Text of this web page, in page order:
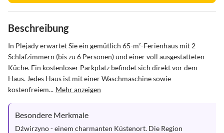
Beschreibung
In Plejady erwartet Sie ein gemütlich 65-m²-Ferienhaus mit 2
Schlafzimmern (bis zu 6 Personen) und einer voll ausgestatteten
Küche. Ein kostenloser Parkplatz befindet sich direkt vor dem
Haus. Jedes Haus ist mit einer Waschmaschine sowie
kostenfreiem... Mehr anzeigen
Besondere Merkmale
Dźwirzyno - einem charmanten Küstenort. Die Region